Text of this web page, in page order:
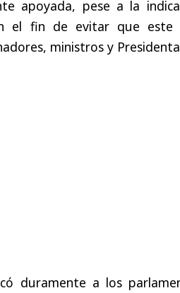
apoyada, pese a la
el fin de evitar que este
ministros y
duramente a los